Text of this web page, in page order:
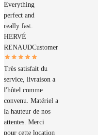
Everything
perfect and
really fast.
HERVÉ
RENAUDCustomer
Très satisfait du
service, livraison a
l'hôtel comme
convenu. Matériel a
la hauteur de nos
attentes. Merci
pour cette location